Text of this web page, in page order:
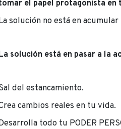
el papel protagonista en
solución no está en
solución está en pasar a la
del estancamiento.
cambios reales en tu vida.
todo tu PODER